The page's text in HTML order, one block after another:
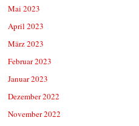
Mai 2023
April 2023
März 2023
Februar 2023
Januar 2023
Dezember 2022
November 2022